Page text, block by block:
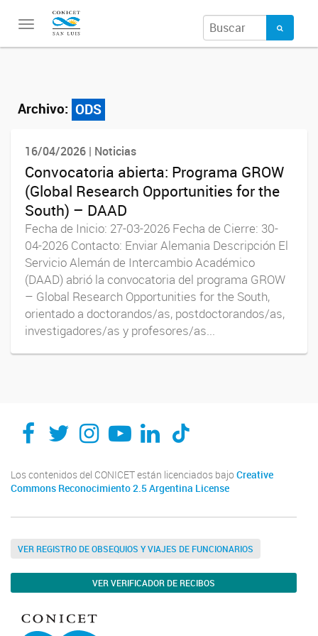
Toggle
Archivo: ODS
16/04/2026 | Noticias
Convocatoria abierta: Programa GROW
(Global Research Opportunities for the
South) – DAAD
Fecha de Inicio: 27-03-2026 Fecha de Cierre: 30-
04-2026 Contacto: Enviar Alemania Descripción El
Servicio Alemán de Intercambio Académico
(DAAD) abrió la convocatoria del programa GROW
– Global Research Opportunities for the South,
orientado a doctorandos/as, postdoctorandos/as,
investigadores/as y profesores/as...
Los contenidos del CONICET están licenciados bajo Creative
Commons Reconocimiento 2.5 Argentina License
VER REGISTRO DE OBSEQUIOS Y VIAJES DE FUNCIONARIOS
VER VERIFICADOR DE RECIBOS